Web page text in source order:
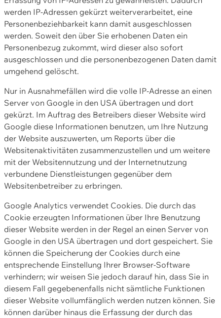
werden IP-Adressen gekürzt weiterverarbeitet, eine
Personenbeziehbarkeit kann damit ausgeschlossen
werden. Soweit den über Sie erhobenen Daten ein
Personenbezug zukommt, wird dieser also sofort
ausgeschlossen und die personenbezogenen Daten damit
umgehend gelöscht.
Nur in Ausnahmefällen wird die volle IP-Adresse an einen
Server von Google in den USA übertragen und dort
gekürzt. Im Auftrag des Betreibers dieser Website wird
Google diese Informationen benutzen, um Ihre Nutzung
der Website auszuwerten, um Reports über die
Websitenaktivitäten zusammenzustellen und um weitere
mit der Websitennutzung und der Internetnutzung
verbundene Dienstleistungen gegenüber dem
Websitenbetreiber zu erbringen.
Google Analytics verwendet Cookies. Die durch das
Cookie erzeugten Informationen über Ihre Benutzung
dieser Website werden in der Regel an einen Server von
Google in den USA übertragen und dort gespeichert. Sie
können die Speicherung der Cookies durch eine
entsprechende Einstellung Ihrer Browser-Software
verhindern; wir weisen Sie jedoch darauf hin, dass Sie in
diesem Fall gegebenenfalls nicht sämtliche Funktionen
dieser Website vollumfänglich werden nutzen können. Sie
können darüber hinaus die Erfassung der durch das